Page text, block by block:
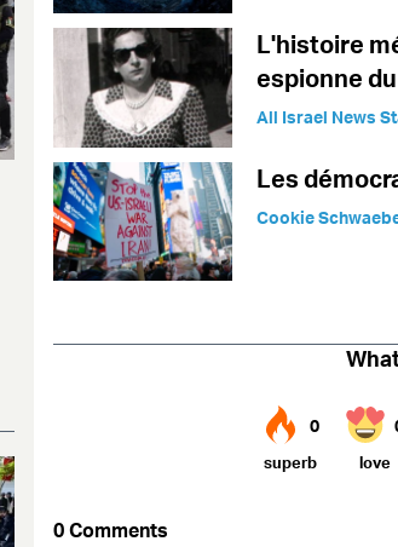
L'histoire
espionne
All Israel News
Les
Cookie